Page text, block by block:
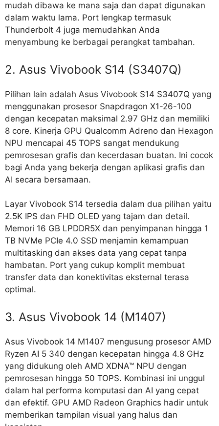
mudah dibawa ke mana saja dan dapat digunakan
dalam waktu lama. Port lengkap termasuk
Thunderbolt 4 juga memudahkan Anda
menyambung ke berbagai perangkat tambahan.
2. Asus Vivobook S14 (S3407Q)
Pilihan lain adalah Asus Vivobook S14 S3407Q yang
menggunakan prosesor Snapdragon X1-26-100
dengan kecepatan maksimal 2.97 GHz dan memiliki
8 core. Kinerja GPU Qualcomm Adreno dan Hexagon
NPU mencapai 45 TOPS sangat mendukung
pemrosesan grafis dan kecerdasan buatan. Ini cocok
bagi Anda yang bekerja dengan aplikasi grafis dan
AI secara bersamaan.
Layar Vivobook S14 tersedia dalam dua pilihan yaitu
2.5K IPS dan FHD OLED yang tajam dan detail.
Memori 16 GB LPDDR5X dan penyimpanan hingga 1
TB NVMe PCIe 4.0 SSD menjamin kemampuan
multitasking dan akses data yang cepat tanpa
hambatan. Port yang cukup komplit membuat
transfer data dan konektivitas eksternal terasa
optimal.
3. Asus Vivobook 14 (M1407)
Asus Vivobook 14 M1407 mengusung prosesor AMD
Ryzen AI 5 340 dengan kecepatan hingga 4.8 GHz
yang didukung oleh AMD XDNA™ NPU dengan
pemrosesan hingga 50 TOPS. Kombinasi ini unggul
dalam hal performa komputasi dan AI yang cepat
dan efektif. GPU AMD Radeon Graphics hadir untuk
memberikan tampilan visual yang halus dan